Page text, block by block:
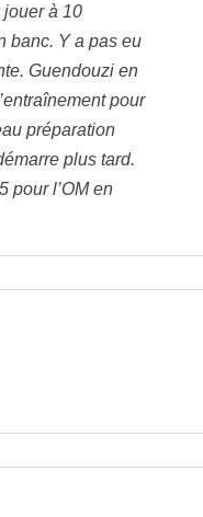
jouer à 10
banc. Y a pas eu
Guendouzi en
pour
préparation
plus tard.
pour l’OM en